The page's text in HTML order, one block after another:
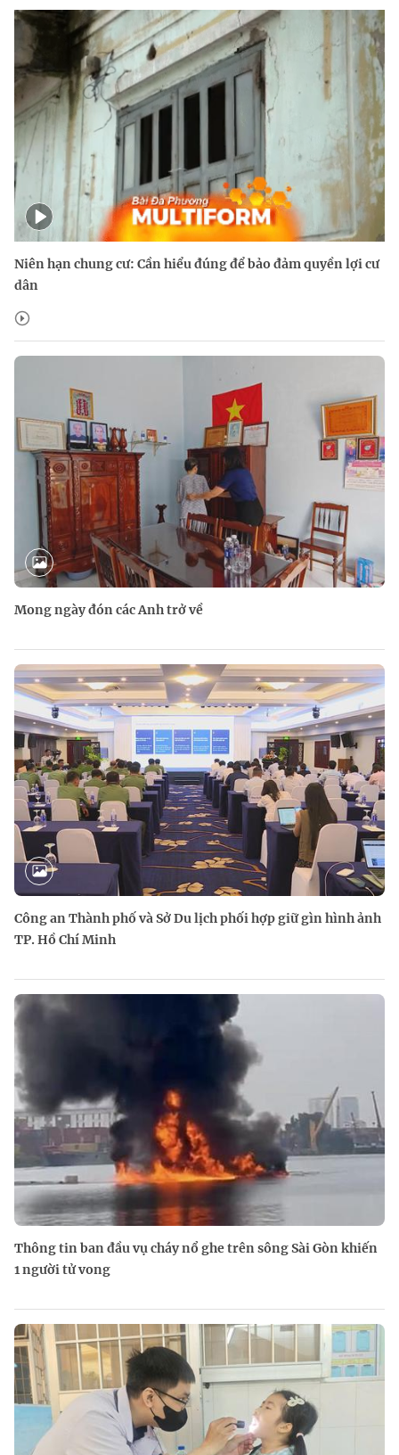
Niên hạn chung cư: Cần hiểu đúng để bảo đảm quyền lợi cư
dân
Mong ngày đón các Anh trở về
Công an Thành phố và Sở Du lịch phối hợp giữ gìn hình ảnh
TP. Hồ Chí Minh
Thông tin ban đầu vụ cháy nổ ghe trên sông Sài Gòn khiến
1 người tử vong